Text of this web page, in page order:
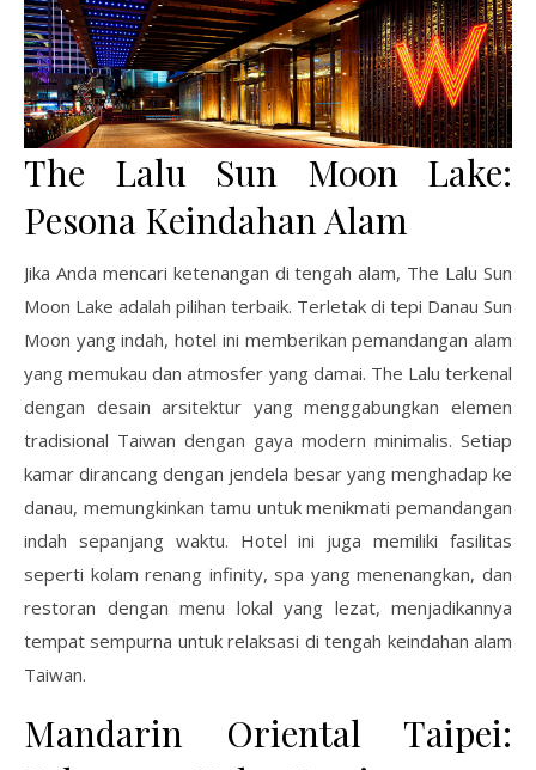
The Lalu Sun Moon Lake:
Pesona Keindahan Alam
Jika Anda mencari ketenangan di tengah alam, The Lalu Sun
Moon Lake adalah pilihan terbaik. Terletak di tepi Danau Sun
Moon yang indah, hotel ini memberikan pemandangan alam
yang memukau dan atmosfer yang damai. The Lalu terkenal
dengan desain arsitektur yang menggabungkan elemen
tradisional Taiwan dengan gaya modern minimalis. Setiap
kamar dirancang dengan jendela besar yang menghadap ke
danau, memungkinkan tamu untuk menikmati pemandangan
indah sepanjang waktu. Hotel ini juga memiliki fasilitas
seperti kolam renang infinity, spa yang menenangkan, dan
restoran dengan menu lokal yang lezat, menjadikannya
tempat sempurna untuk relaksasi di tengah keindahan alam
Taiwan.
Mandarin Oriental Taipei: